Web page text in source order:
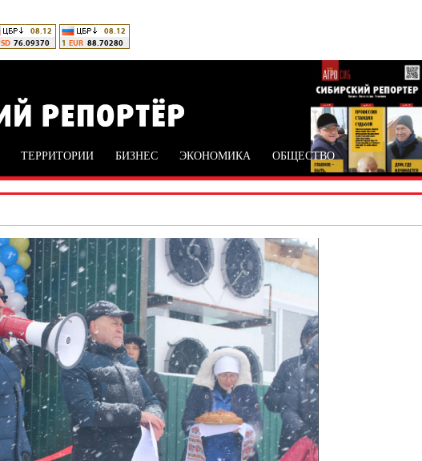
ТЕРРИТОРИИ БИЗНЕС ЭКОНОМИКА ОБЩЕСТВО